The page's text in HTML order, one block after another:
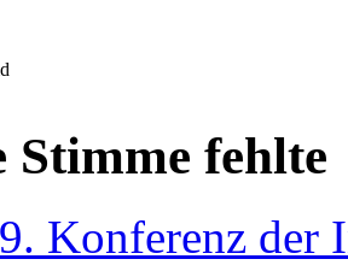
Stimme fehlte
Konferenz der